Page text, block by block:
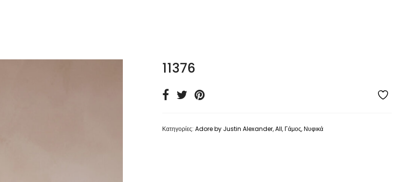
11376
Κατηγορίες: Adore by Justin Alexander,All, Γάμος, Νυφικά